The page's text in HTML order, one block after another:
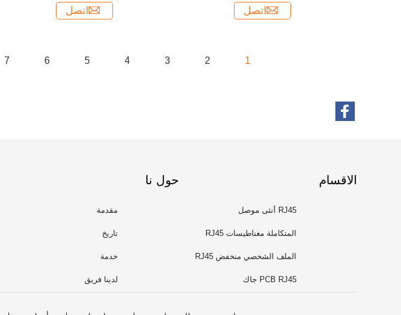
اتصل اتصل
1
2
3
4
5
6
7
الاقسام
RJ45 أنثى موصل
المتكاملة مغناطيسات RJ45
الملف الشخصي منخفض RJ45
PCB RJ45 جاك
حول نا
مقدمة
تاريخ
خدمة
لدينا فريق